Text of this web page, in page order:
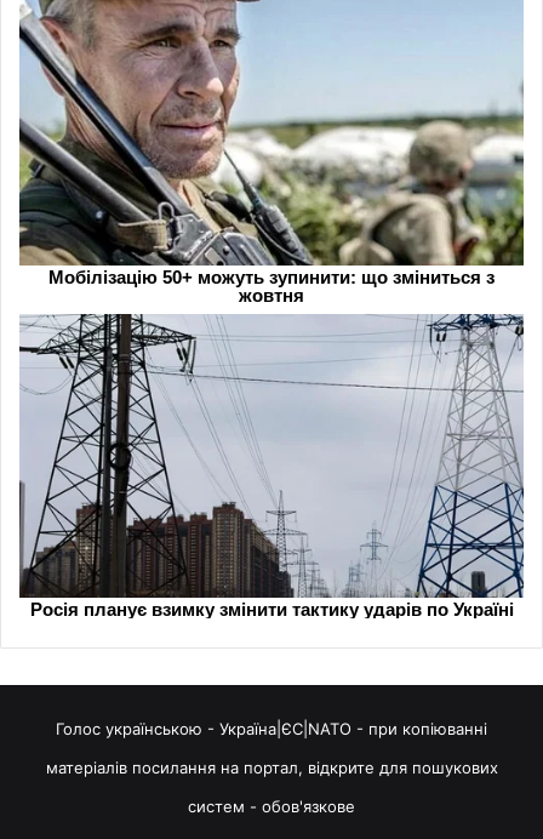
Голос українською - Україна|ЄС|NATO - при копіюванні
матеріалів посилання на портал, відкрите для пошукових
систем - обов'язкове